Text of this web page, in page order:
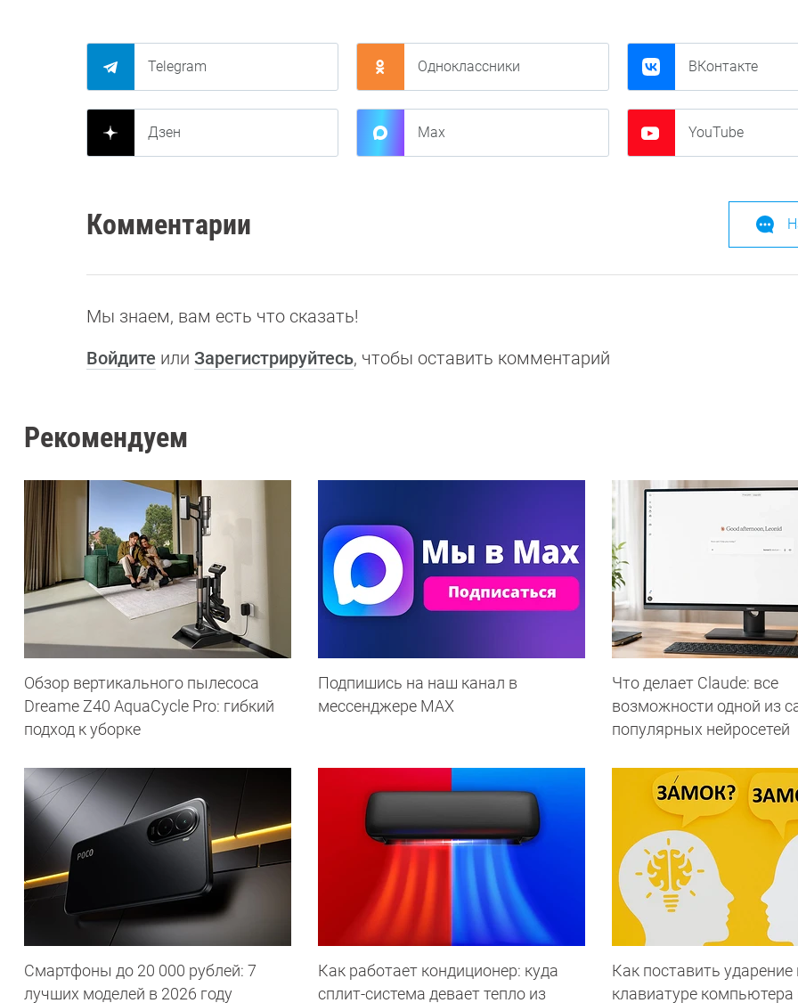
Telegram Одноклассники ВКонтакте
Дзен Max YouTube
Комментарии
Мы знаем, вам есть что сказать!
Войдите или Зарегистрируйтесь, чтобы оставить комментарий
Рекомендуем
Обзор вертикального пылесоса
Dreame Z40 AquaCycle Pro: гибкий
подход к уборке
Подпишись на наш канал в
мессенджере МАХ
Что делает Сlaude: все
возможности одной из
популярных нейросетей
Смартфоны до 20 000 рублей: 7
лучших моделей в 2026 году
Как работает кондиционер: куда
сплит-система девает тепло из
Как поставить ударение
клавиатуре компьютера